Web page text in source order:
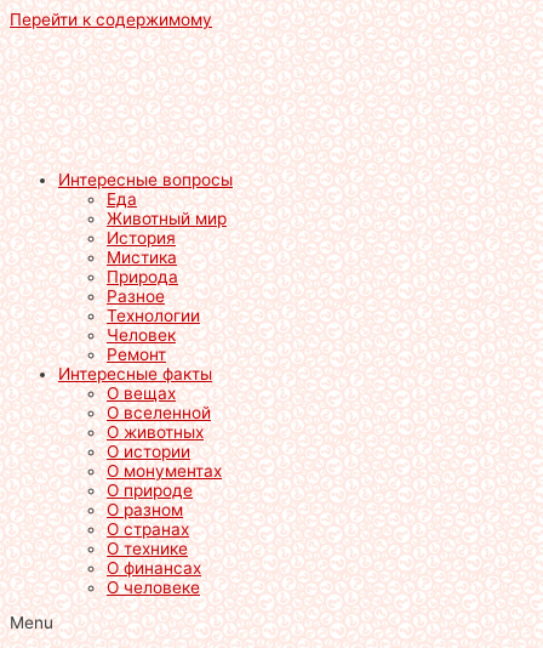
Перейти к содержимому
Интересные вопросы
Еда
Животный мир
История
Мистика
Природа
Разное
Технологии
Человек
Ремонт
Интересные факты
О вещах
О вселенной
О животных
О истории
О монументах
О природе
О разном
О странах
О технике
О финансах
О человеке
Menu